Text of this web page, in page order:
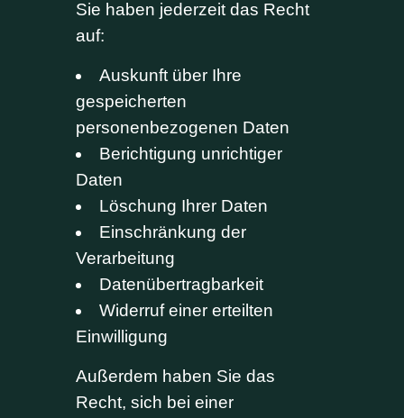
Sie haben jederzeit das Recht
auf:
Auskunft über Ihre
gespeicherten
personenbezogenen Daten
Berichtigung unrichtiger
Daten
Löschung Ihrer Daten
Einschränkung der
Verarbeitung
Datenübertragbarkeit
Widerruf einer erteilten
Einwilligung
Außerdem haben Sie das
Recht, sich bei einer